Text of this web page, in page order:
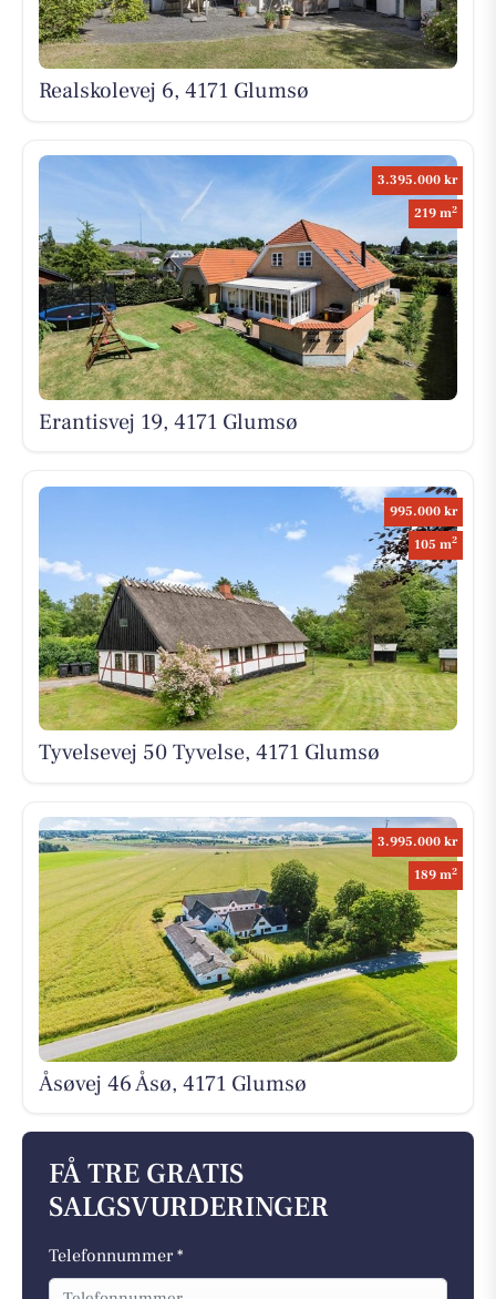
Realskolevej 6, 4171 Glumsø
3.395.000 kr
219 m2
Erantisvej 19, 4171 Glumsø
995.000 kr
105 m2
Tyvelsevej 50 Tyvelse, 4171 Glumsø
3.995.000 kr
189 m2
Åsøvej 46 Åsø, 4171 Glumsø
FÅ TRE GRATIS
SALGSVURDERINGER
Telefonnummer *